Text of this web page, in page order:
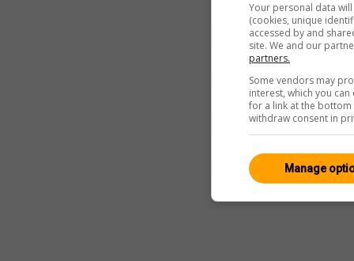
Your personal data
(cookies, unique
accessed by and
site. We and our
partners.
Some vendors may
interest, which you
for a link at the
withdraw consent in
Manage